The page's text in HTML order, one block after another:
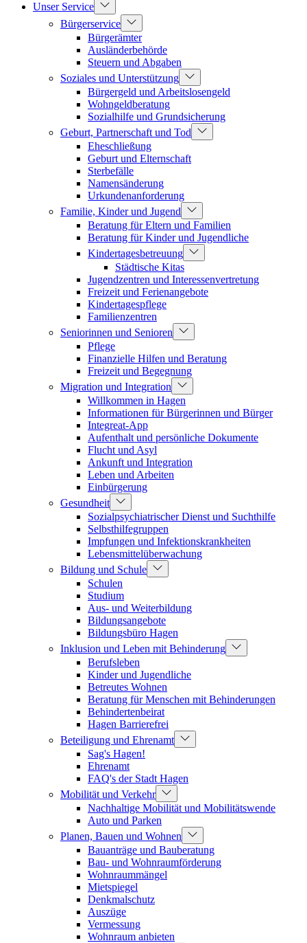
Unser Service
Bürgerservice
Bürgerämter
Ausländerbehörde
Steuern und Abgaben
Soziales und Unterstützung
Bürgergeld und Arbeitslosengeld
Wohngeldberatung
Sozialhilfe und Grundsicherung
Geburt, Partnerschaft und Tod
Eheschließung
Geburt und Elternschaft
Sterbefälle
Namensänderung
Urkundenanforderung
Familie, Kinder und Jugend
Beratung für Eltern und Familien
Beratung für Kinder und Jugendliche
Kindertagesbetreuung
Städtische Kitas
Jugendzentren und Interessenvertretung
Freizeit und Ferienangebote
Kindertagespflege
Familienzentren
Seniorinnen und Senioren
Pflege
Finanzielle Hilfen und Beratung
Freizeit und Begegnung
Migration und Integration
Willkommen in Hagen
Informationen für Bürgerinnen und Bürger
Integreat-App
Aufenthalt und persönliche Dokumente
Flucht und Asyl
Ankunft und Integration
Leben und Arbeiten
Einbürgerung
Gesundheit
Sozialpsychiatrischer Dienst und Suchthilfe
Selbsthilfegruppen
Impfungen und Infektionskrankheiten
Lebensmittelüberwachung
Bildung und Schule
Schulen
Studium
Aus- und Weiterbildung
Bildungsangebote
Bildungsbüro Hagen
Inklusion und Leben mit Behinderung
Berufsleben
Kinder und Jugendliche
Betreutes Wohnen
Beratung für Menschen mit Behinderungen
Behindertenbeirat
Hagen Barrierefrei
Beteiligung und Ehrenamt
Sag's Hagen!
Ehrenamt
FAQ's der Stadt Hagen
Mobilität und Verkehr
Nachhaltige Mobilität und Mobilitätswende
Auto und Parken
Planen, Bauen und Wohnen
Bauanträge und Bauberatung
Bau- und Wohnraumförderung
Wohnraummängel
Mietspiegel
Denkmalschutz
Auszüge
Vermessung
Wohnraum anbieten